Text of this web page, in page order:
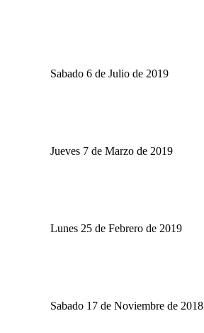
Sabado 6 de Julio de 2019
Jueves 7 de Marzo de 2019
Lunes 25 de Febrero de 2019
Sabado 17 de Noviembre de 2018